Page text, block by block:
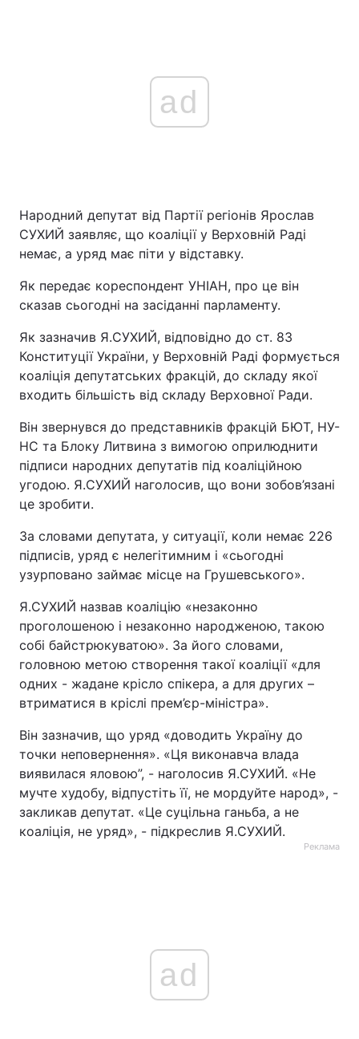
ad
Народний депутат від Партії регіонів Ярослав
СУХИЙ заявляє, що коаліції у Верховній Раді
немає, а уряд має піти у відставку.
Як передає кореспондент УНІАН, про це він
сказав сьогодні на засіданні парламенту.
Як зазначив Я.СУХИЙ, відповідно до ст. 83
Конституції України, у Верховній Раді формується
коаліція депутатських фракцій, до складу якої
входить більшість від складу Верховної Ради.
Він звернувся до представників фракцій БЮТ, НУ-
НС та Блоку Литвина з вимогою оприлюднити
підписи народних депутатів під коаліційною
угодою. Я.СУХИЙ наголосив, що вони зобов’язані
це зробити.
За словами депутата, у ситуації, коли немає 226
підписів, уряд є нелегітимним і «сьогодні
узурповано займає місце на Грушевського».
Я.СУХИЙ назвав коаліцію «незаконно
проголошеною і незаконно народженою, такою
собі байстрюкуватою». За його словами,
головною метою створення такої коаліції «для
одних - жадане крісло спікера, а для других –
втриматися в кріслі прем’єр-міністра».
Він зазначив, що уряд «доводить Україну до
точки неповернення». «Ця виконавча влада
виявилася яловою”, - наголосив Я.СУХИЙ. «Не
мучте худобу, відпустіть її, не мордуйте народ», -
закликав депутат. «Це суцільна ганьба, а не
коаліція, не уряд», - підкреслив Я.СУХИЙ.
Реклама
ad